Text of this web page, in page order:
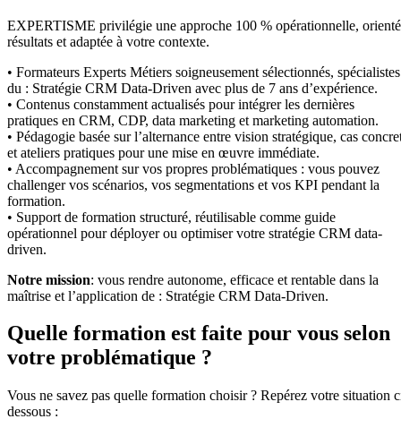
EXPERTISME privilégie une approche 100 % opérationnelle,
résultats et adaptée à votre contexte.
• Formateurs Experts Métiers soigneusement sélectionnés, spécialistes
du : Stratégie CRM Data-Driven avec plus de 7 ans d’expérience.
• Contenus constamment actualisés pour intégrer les dernières
pratiques en CRM, CDP, data marketing et marketing automation.
• Pédagogie basée sur l’alternance entre vision stratégique, cas
et ateliers pratiques pour une mise en œuvre immédiate.
• Accompagnement sur vos propres problématiques : vous pouvez
challenger vos scénarios, vos segmentations et vos KPI pendant la
formation.
• Support de formation structuré, réutilisable comme guide
opérationnel pour déployer ou optimiser votre stratégie CRM data-
driven.
Notre mission: vous rendre autonome, efficace et rentable dans la
maîtrise et l’application de : Stratégie CRM Data-Driven.
Quelle formation est faite pour vous selon
votre problématique ?
Vous ne savez pas quelle formation choisir ? Repérez votre situation
dessous :